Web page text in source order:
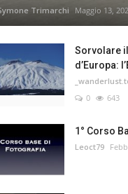
Trimarchi Maggio 13,
Sorvolare
d’Europa:
0
643
1° Corso
Leoct79